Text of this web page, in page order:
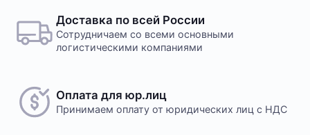
Доставка по всей России
Сотрудничаем со всеми основными
логистическими компаниями
Оплата для юр.лиц
Принимаем оплату от юридических лиц с НДС